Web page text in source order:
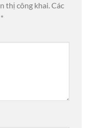
thị công khai.Các
*